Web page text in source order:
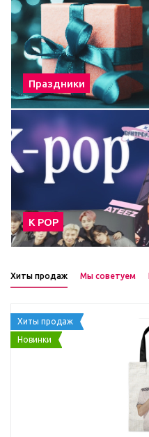
Праздники
К POP
Хиты продаж Мы советуем
Хиты продаж
Новинки